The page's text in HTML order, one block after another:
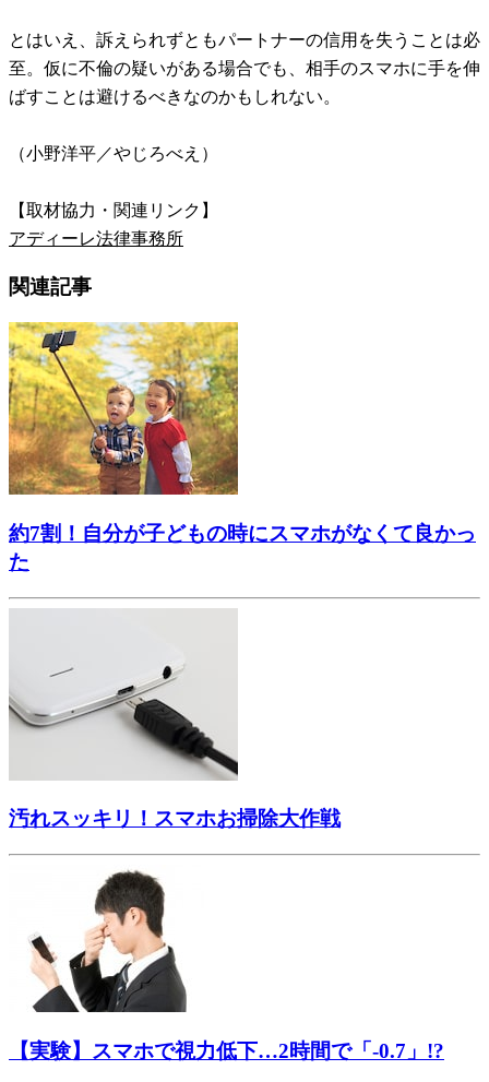
とはいえ、訴えられずともパートナーの信用を失うことは必
至。仮に不倫の疑いがある場合でも、相手のスマホに手を伸
ばすことは避けるべきなのかもしれない。
（小野洋平／やじろべえ）
【取材協力・関連リンク】
アディーレ法律事務所
関連記事
約7割！自分が子どもの時にスマホがなくて良かっ
た
汚れスッキリ！スマホお掃除大作戦
【実験】スマホで視力低下…2時間で「-0.7」!?